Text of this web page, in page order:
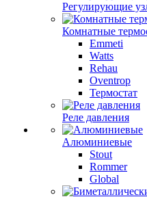
Регулирующие
Комнатные
Emmeti
Watts
Rehau
Oventrop
Термостат
Реле давления
Алюминиевые
Stout
Rommer
Global